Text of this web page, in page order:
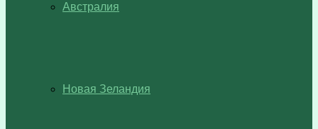
Австралия
Новая Зеландия